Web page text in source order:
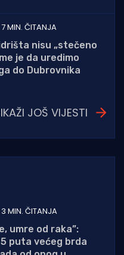
7 MIN. ČITANJA
nisu „stečeno
je da uredimo
do Dubrovnika
JOŠ VIJESTI
3 MIN. ČITANJA
umre od raka”:
puta većeg brda